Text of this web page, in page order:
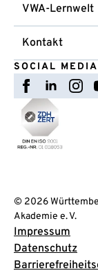
VWA-Lernwelt
Kontakt
SOCIAL MEDIA
© 2026
Akademie e. V.
Impressum
Datenschutz